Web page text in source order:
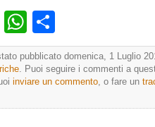
EmailWhatsApp
pubblicato domenica, 1 Luglio
. Puoi seguire i commenti a
inviare un commento, o fare un